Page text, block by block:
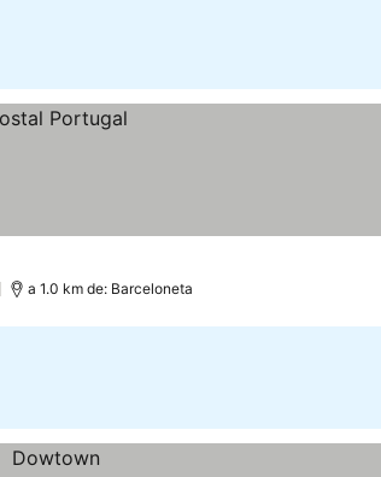
a 1.0 km de: Barceloneta